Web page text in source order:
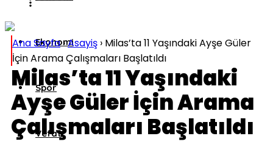
Ekonomi
Spor
Vefat
Ana Sayfa›Asayiş › Milas’ta 11 Yaşındaki Ayşe Güler
İçin Arama Çalışmaları Başlatıldı
Milas’ta 11 Yaşındaki
Ayşe Güler İçin Arama
Çalışmaları Başlatıldı